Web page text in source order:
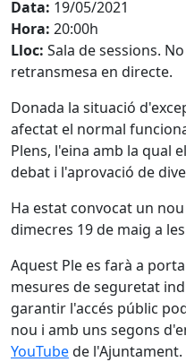
Data: 19/05/2021
Hora: 20:00h
Lloc: Sala de sessions.
retransmesa en directe.
Donada la situació
afectat el normal
Plens, l'eina amb la qual
debat i l'aprovació de
Ha estat convocat un
dimecres 19 de maig a
Aquest Ple es farà a
mesures de seguretat
garantir l'accés públic
nou i amb uns segons
YouTubede l'Ajuntament.